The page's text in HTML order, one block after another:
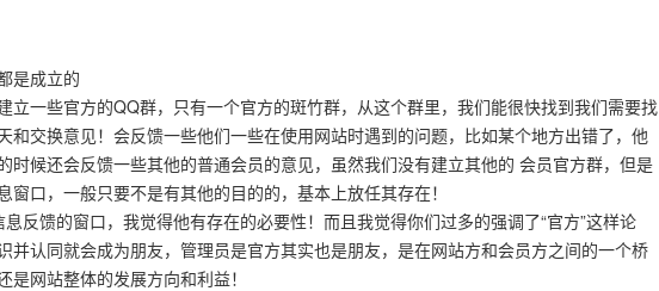
是成立的
立一些官方的QQ群，只有一个官方的斑竹群，从这个群里，我们能很快找到我们需要找
和交换意见！会反馈一些他们一些在使用网站时遇到的问题，比如某个地方出错了，他
时候还会反馈一些其他的普通会员的意见，虽然我们没有建立其他的 会员官方群，但是
口，一般只要不是有其他的目的的，基本上放任其存在！
反馈的窗口，我觉得他有存在的必要性！而且我觉得你们过多的强调了“官方”这样论
并认同就会成为朋友，管理员是官方其实也是朋友，是在网站方和会员方之间的一个桥
网站整体的发展方向和利益！